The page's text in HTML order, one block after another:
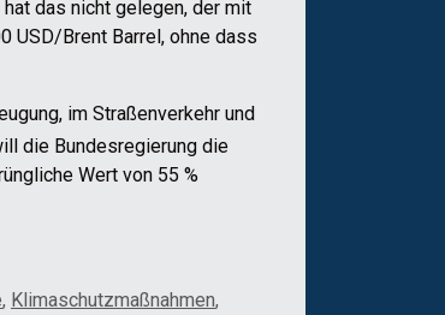
das nicht gelegen, der mit
USD/Brent Barrel, ohne dass
im Straßenverkehr und
die Bundesregierung die
Wert von 55 %
, Klimaschutzmaßnahmen,